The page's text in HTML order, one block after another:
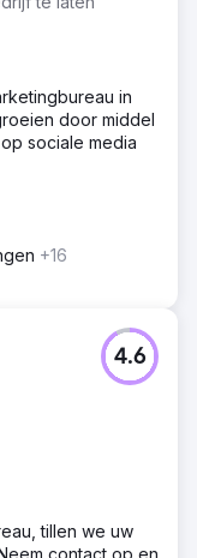
in
door middel
sociale media
+16
4.6
tillen we uw
contact op en